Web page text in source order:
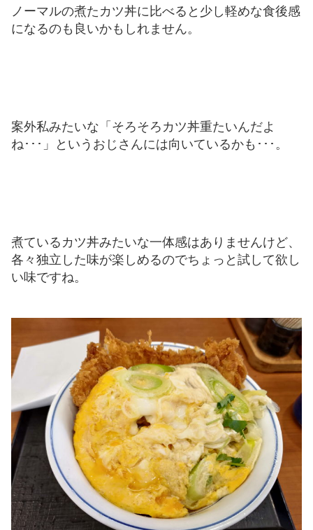
ノーマルの煮たカツ丼に比べると少し軽めな食後感
になるのも良いかもしれません。
案外私みたいな「そろそろカツ丼重たいんだよ
ね･･･」というおじさんには向いているかも･･･。
煮ているカツ丼みたいな一体感はありませんけど、
各々独立した味が楽しめるのでちょっと試して欲し
い味ですね。